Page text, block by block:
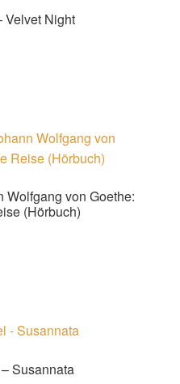
Velvet Night
Wolfgang von Goethe:
(Hörbuch)
Susannata